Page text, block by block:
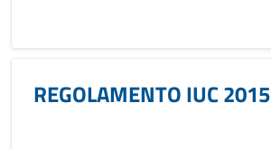
REGOLAMENTO IUC 2015